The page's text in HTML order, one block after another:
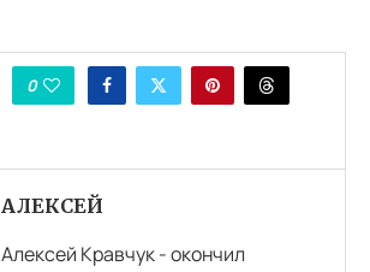
0
АЛЕКСЕЙ
Алексей Кравчук - окончил